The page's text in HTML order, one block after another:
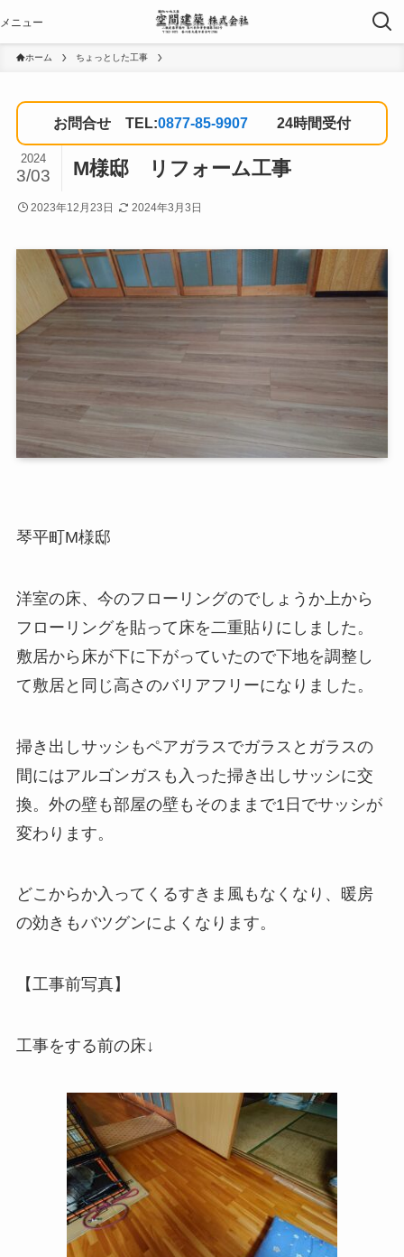
ホーム ちょっとした工事
お問合せ TEL:0877-85-9907 24時間受付
M様邸 リフォーム工事
2024
3/03
2023年12月23日 2024年3月3日
琴平町M様邸
洋室の床、今のフローリングのでしょうか上から
フローリングを貼って床を二重貼りにしました。
敷居から床が下に下がっていたので下地を調整し
て敷居と同じ高さのバリアフリーになりました。
掃き出しサッシもペアガラスでガラスとガラスの
間にはアルゴンガスも入った掃き出しサッシに交
換。外の壁も部屋の壁もそのままで1日でサッシが
変わります。
どこからか入ってくるすきま風もなくなり、暖房
の効きもバツグンによくなります。
【工事前写真】
工事をする前の床↓